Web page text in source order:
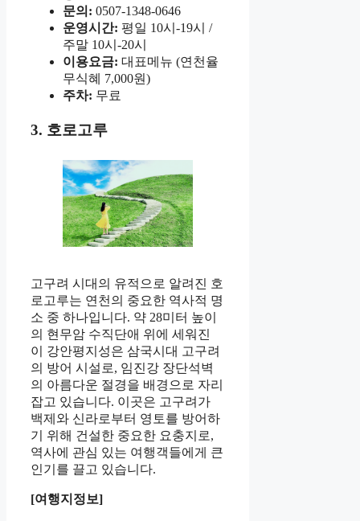
문의: 0507-1348-0646
운영시간: 평일 10시-19시 /
주말 10시-20시
이용요금: 대표메뉴 (연천율
무식혜 7,000원)
주차: 무료
3. 호로고루
고구려 시대의 유적으로 알려진 호
로고루는 연천의 중요한 역사적 명
소 중 하나입니다. 약 28미터 높이
의 현무암 수직단애 위에 세워진
이 강안평지성은 삼국시대 고구려
의 방어 시설로, 임진강 장단석벽
의 아름다운 절경을 배경으로 자리
잡고 있습니다. 이곳은 고구려가
백제와 신라로부터 영토를 방어하
기 위해 건설한 중요한 요충지로,
역사에 관심 있는 여행객들에게 큰
인기를 끌고 있습니다.
[여행지정보]